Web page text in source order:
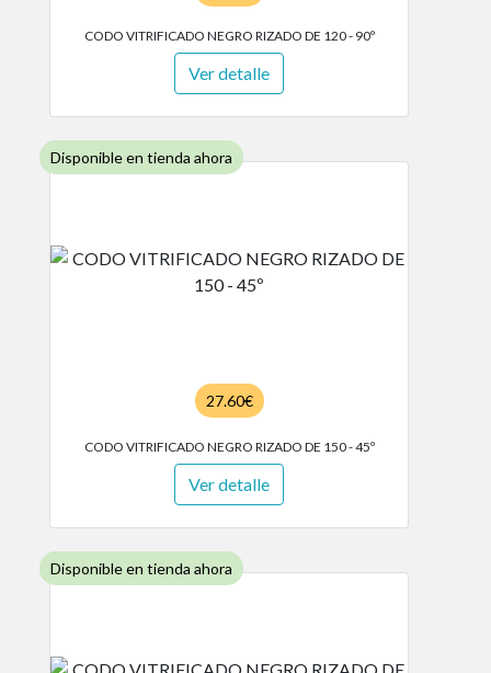
CODO VITRIFICADO NEGRO RIZADO DE 120 - 90º
Ver detalle
Disponible en tienda ahora
27.60€
CODO VITRIFICADO NEGRO RIZADO DE 150 - 45º
Ver detalle
Disponible en tienda ahora